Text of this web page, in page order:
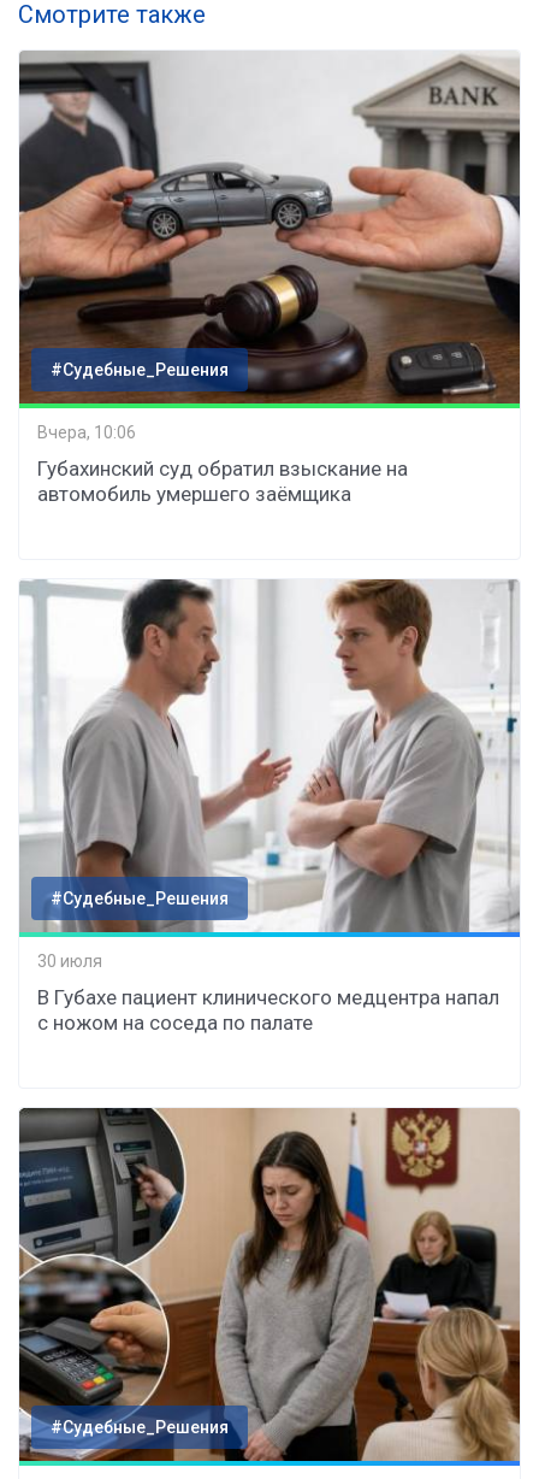
Смотрите также
#Судебные_Решения
Вчера, 10:06
Губахинский суд обратил взыскание на
автомобиль умершего заёмщика
#Судебные_Решения
30 июля
В Губахе пациент клинического медцентра напал
с ножом на соседа по палате
#Судебные_Решения